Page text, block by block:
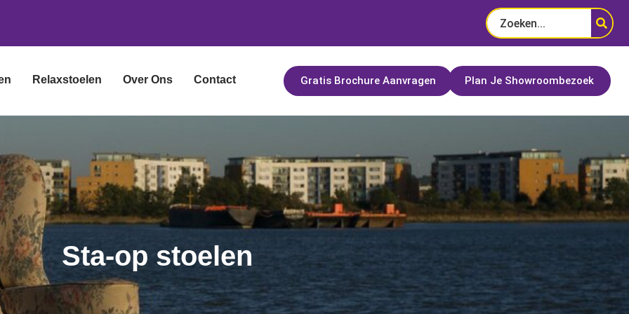
Relaxstoelen Over Ons Contact Gratis Brochure Aanvragen Plan Je Showroombezoek
Sta-op stoelen